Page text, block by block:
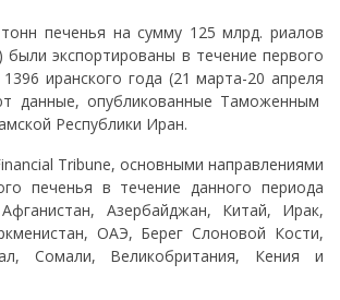
печенья на сумму 125 млрд. риалов
экспортированы в течение первого
иранского года (21 марта-20 апреля
данные, опубликованные Таможенным
Республики Иран.
Tribune, основными направлениями
печенья в течение данного периода
Азербайджан, Китай, Ирак,
ОАЭ, Берег Слоновой Кости,
Сомали, Великобритания, Кения и